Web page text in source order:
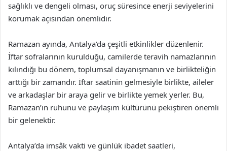
sağlıklı ve dengeli olması, oruç süresince enerji seviyelerini
korumak açısından önemlidir.
Ramazan ayında, Antalya’da çeşitli etkinlikler düzenlenir.
İftar sofralarının kurulduğu, camilerde teravih namazlarının
kılındığı bu dönem, toplumsal dayanışmanın ve birlikteliğin
arttığı bir zamandır. İftar saatinin gelmesiyle birlikte, aileler
ve arkadaşlar bir araya gelir ve birlikte yemek yerler. Bu,
Ramazan’ın ruhunu ve paylaşım kültürünü pekiştiren önemli
bir gelenektir.
Antalya’da imsâk vakti ve günlük ibadet saatleri,